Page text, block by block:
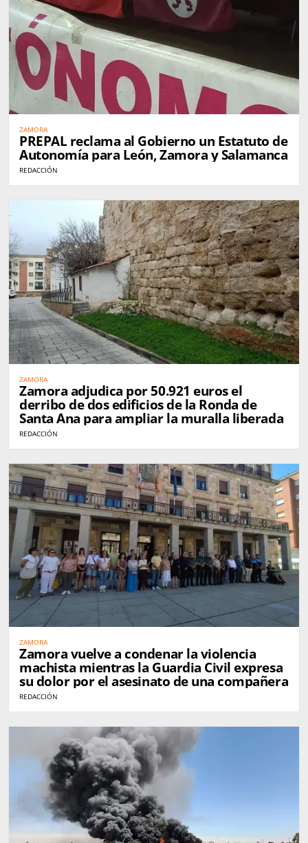
ZAMORA
PREPAL reclama al Gobierno un Estatuto de
Autonomía para León, Zamora y Salamanca
REDACCIÓN
ZAMORA
Zamora adjudica por 50.921 euros el
derribo de dos edificios de la Ronda de
Santa Ana para ampliar la muralla liberada
REDACCIÓN
ZAMORA
Zamora vuelve a condenar la violencia
machista mientras la Guardia Civil expresa
su dolor por el asesinato de una compañera
REDACCIÓN